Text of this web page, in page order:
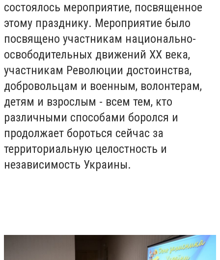
состоялось мероприятие, посвященное
этому празднику. Мероприятие было
посвящено участникам национально-
освободительных движений ХХ века,
участникам Революции достоинства,
добровольцам и военным, волонтерам,
детям и взрослым - всем тем, кто
различными способами боролся и
продолжает бороться сейчас за
территориальную целостность и
независимость Украины.